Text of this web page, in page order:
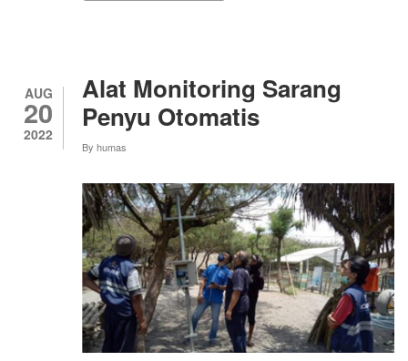
IBU-
IBU
PKK
SEKITAR
AUG
20
2022
Alat Monitoring Sarang
Penyu Otomatis
By humas